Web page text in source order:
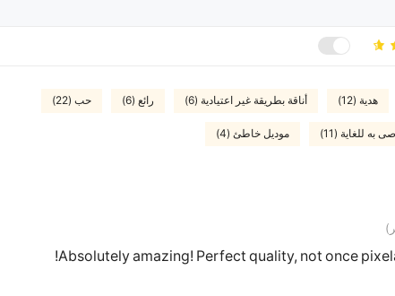
هدية (12) أناقة بطريقة غير اعتيادية (6) رائع (6) حب (22)
به للغاية (11) موديل خاطئ (4)
Absolutely amazing! Perfect quality, not once